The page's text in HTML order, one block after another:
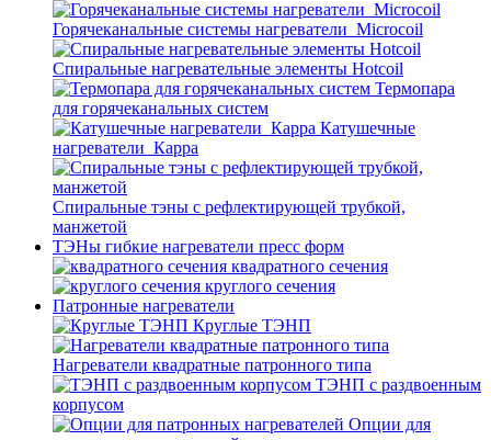
Горячеканальные системы нагреватели_Microcoil
Спиральные нагревательные элементы Hotcoil
Термопара
для горячеканальных систем
Катушечные
нагреватели_Карра
Спиральные тэны с рефлектирующей трубкой,
манжетой
ТЭНы гибкие нагреватели пресс форм
квадратного сечения
круглого сечения
Патронные нагреватели
Круглые ТЭНП
Нагреватели квадратные патронного типа
ТЭНП с раздвоенным
корпусом
Опции для